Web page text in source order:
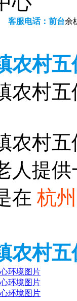
客服电话：前台余
农村
农村
农村
人提
在 杭
农村